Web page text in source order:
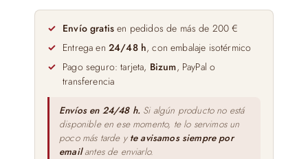
120gr
cantidadEnvío gratis en pedidos de más de 200 €
Entrega en 24/48 h, con embalaje isotérmico
Pago seguro: tarjeta, Bizum, PayPal o
transferencia
Envíos en 24/48 h. Si algún producto no está
disponible en ese momento, te lo servimos un
poco más tarde y te avisamos siempre por
emailantes de enviarlo.